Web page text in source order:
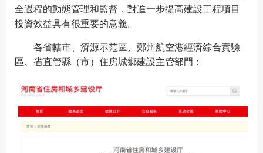
全過程的動態管理和監督，對進一步提高建設工程項目
投資效益具有很重要的意義。
各省轄市、濟源示范區、鄭州航空港經濟綜合實驗
區、省直管縣（市）住房城鄉建設主管部門：